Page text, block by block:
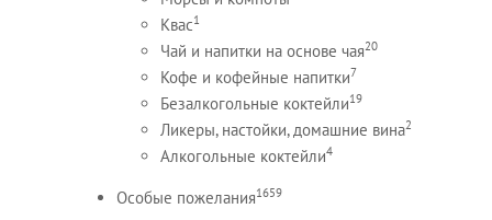
Квас1
Чай и напитки на основе чая20
Кофе и кофейные напитки7
Безалкогольные коктейли19
Ликеры, настойки, домашние вина2
Алкогольные коктейли4
Особые пожелания1659